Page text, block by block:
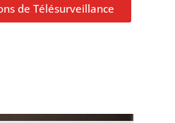
de Télésurveillance